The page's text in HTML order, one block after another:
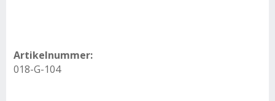
Artikelnummer:
018-G-104